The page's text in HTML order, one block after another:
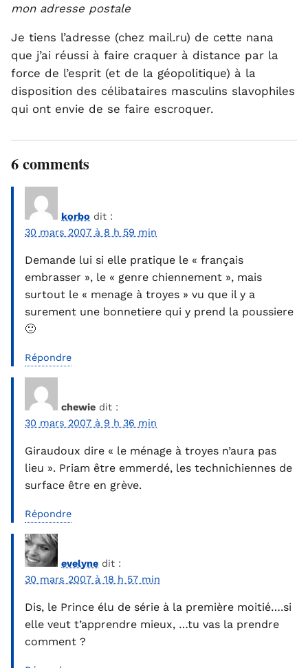
mon adresse postale
Je tiens l’adresse (chez mail.ru) de cette nana
que j’ai réussi à faire craquer à distance par la
force de l’esprit (et de la géopolitique) à la
disposition des célibataires masculins slavophiles
qui ont envie de se faire escroquer.
6 comments
korbo dit :
30 mars 2007 à 8 h 59 min
Demande lui si elle pratique le « français
embrasser », le « genre chiennement », mais
surtout le « menage à troyes » vu que il y a
surement une bonnetiere qui y prend la poussiere
🙂
Répondre
chewie dit :
30 mars 2007 à 9 h 36 min
Giraudoux dire « le ménage à troyes n’aura pas
lieu ». Priam être emmerdé, les technichiennes de
surface être en grève.
Répondre
evelyne dit :
30 mars 2007 à 18 h 57 min
Dis, le Prince élu de série à la première moitié….si
elle veut t’apprendre mieux, …tu vas la prendre
comment ?